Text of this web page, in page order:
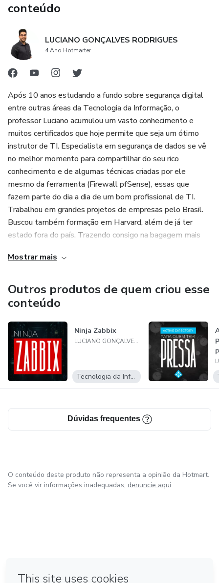
- Gerenciamento de usuários, ativos e permissões
- Acesso seguro via SSH, RDP, Web e Database
- Gravação e auditoria de sessões
- Boas práticas de segurança e compliance
- Casos de uso reais em ambientes corporativos
Para quem é este curso:
- SysAdmins e Administradores de Redes
- Profissionais de Segurança da Informação
- Analistas de Infraestrutura e Cloud
- Estudantes que querem atuar com segurança corporativa
privilegiados
Ao final do curso, você estará apto a implantar uma
solução profissional de acesso remoto seguro, elevando o
nível de segurança, organização e governança do seu
ambiente.
conteúdo
LUCIANO GONÇALVES RODRIGUES
4 Ano Hotmarter
Após 10 anos estudando a fundo sobre segurança digital
entre outras áreas da Tecnologia da Informação, o
professor Luciano acumulou um vasto conhecimento e
muitos certificados que hoje permite que seja um ótimo
instrutor de TI. Especialista em segurança de dados se vê
no melhor momento para compartilhar do seu rico
conhecimento e de algumas técnicas criadas por ele
mesmo da ferramenta (Firewall pfSense), essas que
fazem parte do dia a dia de um bom profissional de TI.
Trabalhou em grandes projetos de empresas pelo Brasil.
Buscou também formação em Harvard, além de já ter
estado fora do país. Trazendo consigo na bagagem mais
Pentest DCPT, Cisco Cyber Operations, Microsoft Servers,
entre outras.
Prepare-se para estudar com alguém altamente
capacitado a lhe instruir nos caminhos da segurança digital.
Mostrar mais
Outros produtos de quem criou esse
conteúdo
Ninja Zabbix
LUCIANO GONÇALVES RODRIGUES
Tecnologia da Informação
Dúvidas frequentes
O conteúdo deste produto não representa a opinião da Hotmart.
Se você vir informações inadequadas, denuncie aqui
Feito com ❤ em Bogotá